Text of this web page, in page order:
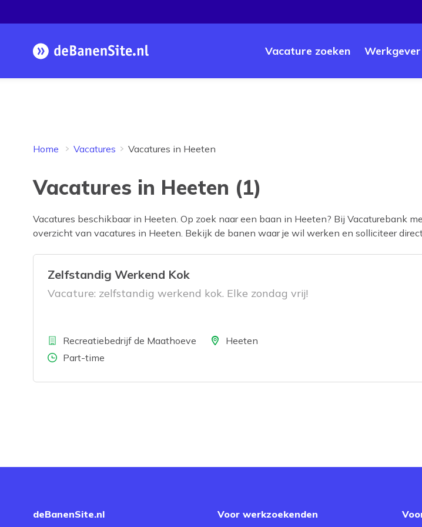
Homepage Vacature zoeken
Home Vacatures Vacatures in Heeten
Vacatures in Heeten (1)
Vacatures beschikbaar in Heeten. Op zoek naar een baan in Heeten? Bij Vacaturebank
overzicht van vacatures in Heeten. Bekijk de banen waar je wil werken en solliciteer
Zelfstandig Werkend Kok
Vacature: zelfstandig werkend kok. Elke zondag vrij!
BedrijfRecreatiebedrijf de Maathoeve LocatieHeeten
Aantal uren
Part-time
deBanenSite.nl Voor werkzoekenden